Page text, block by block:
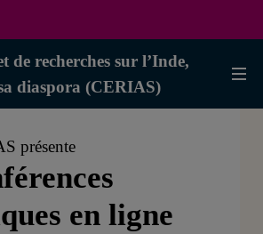
de recherches sur l’Inde,
diaspora (CERIAS)
présente
en ligne